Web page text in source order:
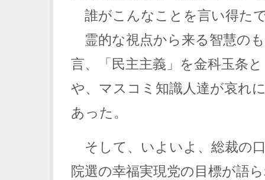
誰がこんなことを言い得た
霊的な視点から来る智慧の
言、「民主主義」を金科玉条
や、マスコミ知識人達が哀れ
あった。
そして、いよいよ、総裁の
院選の幸福実現党の目標が語